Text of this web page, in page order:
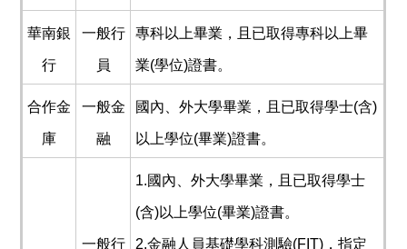
華南銀
行
一般行
員
專科以上畢業，且已取得專科以上畢
業(學位)證書。
合作金
庫
一般金
融
國內、外大學畢業，且已取得學士(含)
以上學位(畢業)證書。
一般行
1.國內、外大學畢業，且已取得學士
(含)以上學位(畢業)證書。
2.金融人員基礎學科測驗(FIT)，指定